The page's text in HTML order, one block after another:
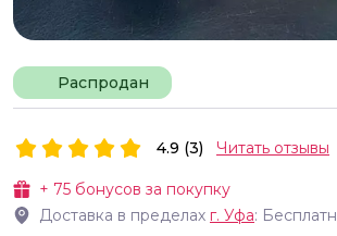
Распродан
+ 75 бонусов за покупку
Доставка в пределах г. Уфа:
4.9 (3) Читать отзывы